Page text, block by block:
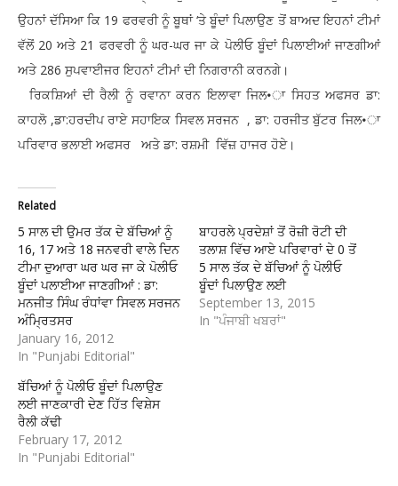
ਉਹਨਾਂ ਦੱਸਿਆ ਕਿ 19 ਫਰਵਰੀ ਨੂੰ ਬੂਥਾਂ ‘ਤੇ ਬੂੰਦਾਂ ਪਿਲਾਉਣ ਤੋਂ ਬਾਅਦ ਇਹਨਾਂ ਟੀਮਾਂ
ਵੱਲੋਂ 20 ਅਤੇ 21 ਫਰਵਰੀ ਨੂੰ ਘਰ-ਘਰ ਜਾ ਕੇ ਪੋਲੀਓ ਬੂੰਦਾਂ ਪਿਲਾਈਆਂ ਜਾਣਗੀਆਂ
ਅਤੇ 286 ਸੁਪਵਾਈਜਰ ਇਹਨਾਂ ਟੀਮਾਂ ਦੀ ਨਿਗਰਾਨੀ ਕਰਨਗੇ।
ਰਿਕਸ਼ਿਆਂ ਦੀ ਰੈਲੀ ਨੂੰ ਰਵਾਨਾ ਕਰਨ ਇਲਾਵਾ ਜਿਲ•ਾ ਸਿਹਤ ਅਫਸਰ ਡਾ:
ਕਾਹਲੋ ,ਡਾ:ਹਰਦੀਪ ਰਾਏ ਸਹਾਇਕ ਸਿਵਲ ਸਰਜਨ , ਡਾ: ਹਰਜੀਤ ਬੁੱਟਰ ਜਿਲ•ਾ
ਪਰਿਵਾਰ ਭਲਾਈ ਅਫਸਰ ਅਤੇ ਡਾ: ਰਸ਼ਮੀ ਵਿੱਜ਼ ਹਾਜਰ ਹੋਏ।
Related
5 ਸਾਲ ਦੀ ਉਮਰ ਤੱਕ ਦੇ ਬੱਚਿਆਂ ਨੂੰ
16, 17 ਅਤੇ 18 ਜਨਵਰੀ ਵਾਲੇ ਦਿਨ
ਟੀਮਾ ਦੁਆਰਾ ਘਰ ਘਰ ਜਾ ਕੇ ਪੋਲੀਓ
ਬੂੰਦਾਂ ਪਲਾਈਆ ਜਾਣਗੀਆਂ : ਡਾ:
ਮਨਜੀਤ ਸਿੰਘ ਰੰਧਾਂਵਾ ਸਿਵਲ ਸਰਜਨ
ਅੰਮ੍ਰਿਤਸਰ
January 16, 2012
In "Punjabi Editorial"
ਬਾਹਰਲੇ ਪ੍ਰਦੇਸ਼ਾਂ ਤੋਂ ਰੋਜ਼ੀ ਰੋਟੀ ਦੀ
ਤਲਾਸ਼ ਵਿੱਚ ਆਏ ਪਰਿਵਾਰਾਂ ਦੇ 0 ਤੋਂ
5 ਸਾਲ ਤੱਕ ਦੇ ਬੱਚਿਆਂ ਨੂੰ ਪੋਲੀਓ
ਬੂੰਦਾਂ ਪਿਲਾਉਣ ਲਈ
September 13, 2015
In "ਪੰਜਾਬੀ ਖਬਰਾਂ"
ਬੱਚਿਆਂ ਨੂੰ ਪੋਲੀਓ ਬੂੰਦਾਂ ਪਿਲਾਉਣ
ਲਈ ਜਾਣਕਾਰੀ ਦੇਣ ਹਿੱਤ ਵਿਸ਼ੇਸ
ਰੈਲੀ ਕੱਢੀ
February 17, 2012
In "Punjabi Editorial"